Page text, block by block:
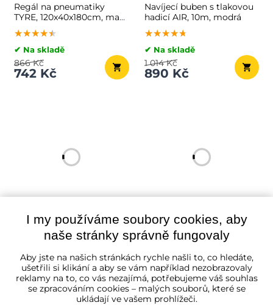
Regál na pneumatiky
TYRE, 120x40x180cm, max.
795kg, stříbrná/světle
hnědá
★★★★★
★★★★★
★★★★★
✔ Na skladě
742 Kč
866 Kč
Navíjecí buben s tlakovou
hadicí AIR, 10m, modrá
★★★★★
★★★★★
★★★★★
✔ Na skladě
890 Kč
1 014 Kč
Závěsný organizér do dílny
ORDER, 30 boxů,
64x2x38cm, červená/černá
★★★★★
★★★★★
★★★★★
✔ Na skladě
500 Kč
558 Kč
Magnetická lišta HOLDER,
3ks, 45cm, červená/černá
★★★★★
★★★★★
★★★★★
✔ Na skladě
469 Kč
558 Kč
I my používáme soubory cookies, aby
naše stránky správně fungovaly
Aby jste na našich stránkách rychle našli to, co hledáte,
ušetřili si klikání a aby se vám například nezobrazovaly
reklamy na to, co vás nezajímá, potřebujeme váš souhlas
se zpracováním cookies – malých souborů, které se
ukládají ve vašem prohlížeči.